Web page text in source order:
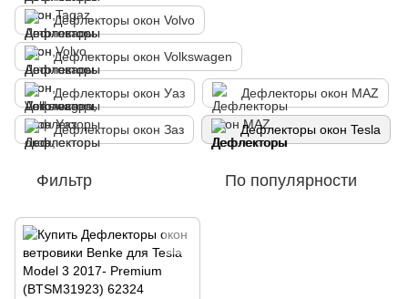
Дефлекторы окон Volvo
Дефлекторы окон Volkswagen
Дефлекторы окон Уаз Дефлекторы окон MAZ
Дефлекторы окон Заз Дефлекторы окон Tesla
Фильтр По популярности